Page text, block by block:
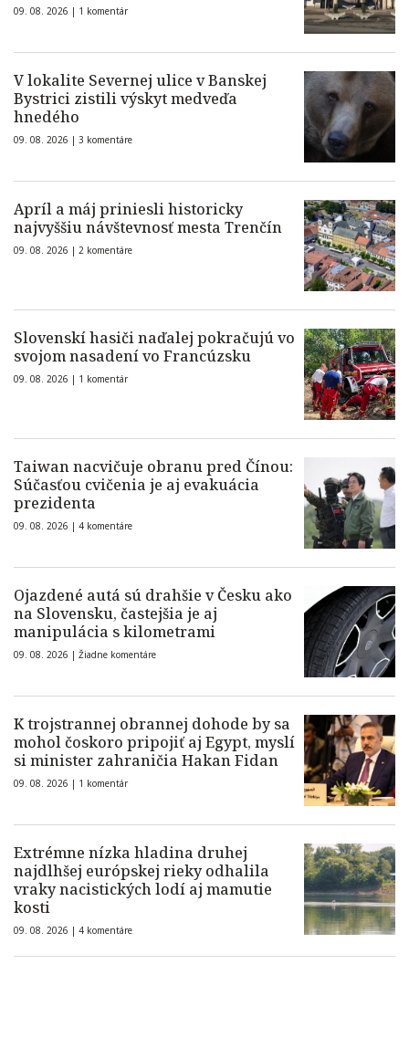
09. 08. 2026 | 1 komentár
V lokalite Severnej ulice v Banskej
Bystrici zistili výskyt medveďa
hnedého
09. 08. 2026 | 3 komentáre
Apríl a máj priniesli historicky
najvyššiu návštevnosť mesta Trenčín
09. 08. 2026 | 2 komentáre
Slovenskí hasiči naďalej pokračujú vo
svojom nasadení vo Francúzsku
09. 08. 2026 | 1 komentár
Taiwan nacvičuje obranu pred Čínou:
Súčasťou cvičenia je aj evakuácia
prezidenta
09. 08. 2026 | 4 komentáre
Ojazdené autá sú drahšie v Česku ako
na Slovensku, častejšia je aj
manipulácia s kilometrami
09. 08. 2026 | Žiadne komentáre
K trojstrannej obrannej dohode by sa
mohol čoskoro pripojiť aj Egypt, myslí
si minister zahraničia Hakan Fidan
09. 08. 2026 | 1 komentár
Extrémne nízka hladina druhej
najdlhšej európskej rieky odhalila
vraky nacistických lodí aj mamutie
kosti
09. 08. 2026 | 4 komentáre